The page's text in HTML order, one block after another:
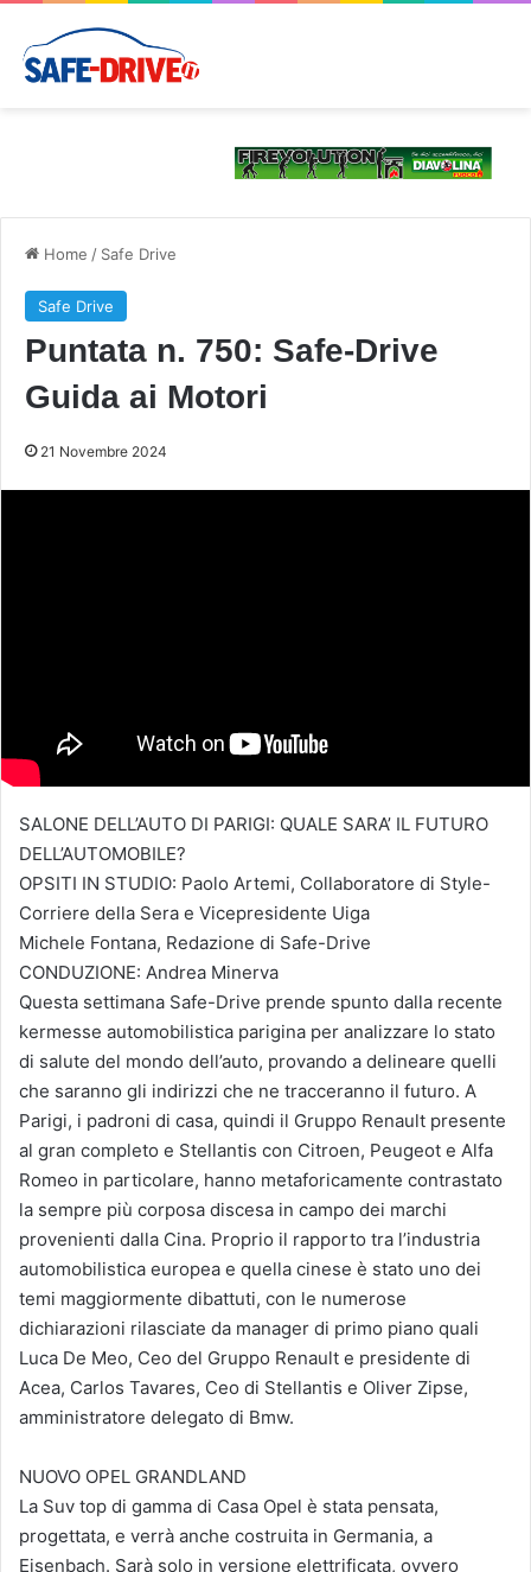
Home / Safe Drive
Safe Drive
Puntata n. 750: Safe-Drive
Guida ai Motori
21 Novembre 2024
SALONE DELL’AUTO DI PARIGI: QUALE SARA’ IL FUTURO
DELL’AUTOMOBILE?
OPSITI IN STUDIO: Paolo Artemi, Collaboratore di Style-
Corriere della Sera e Vicepresidente Uiga
Michele Fontana, Redazione di Safe-Drive
CONDUZIONE: Andrea Minerva
Questa settimana Safe-Drive prende spunto dalla recente
kermesse automobilistica parigina per analizzare lo stato
di salute del mondo dell’auto, provando a delineare quelli
che saranno gli indirizzi che ne tracceranno il futuro. A
Parigi, i padroni di casa, quindi il Gruppo Renault presente
al gran completo e Stellantis con Citroen, Peugeot e Alfa
Romeo in particolare, hanno metaforicamente contrastato
la sempre più corposa discesa in campo dei marchi
provenienti dalla Cina. Proprio il rapporto tra l’industria
automobilistica europea e quella cinese è stato uno dei
temi maggiormente dibattuti, con le numerose
dichiarazioni rilasciate da manager di primo piano quali
Luca De Meo, Ceo del Gruppo Renault e presidente di
Acea, Carlos Tavares, Ceo di Stellantis e Oliver Zipse,
amministratore delegato di Bmw.
NUOVO OPEL GRANDLAND
La Suv top di gamma di Casa Opel è stata pensata,
progettata, e verrà anche costruita in Germania, a
Eisenbach. Sarà solo in versione elettrificata, ovvero